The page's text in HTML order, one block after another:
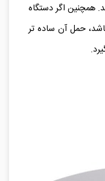
همچنین اگر دستگاه
حمل آن ساده‌ تر